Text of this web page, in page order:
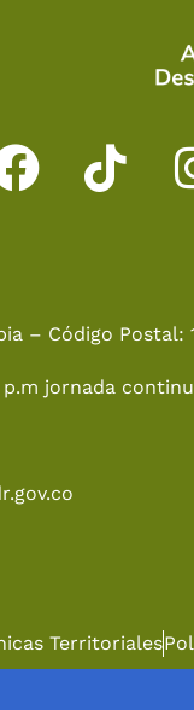
F
b
o
k
T
o
k
– Código Postal:
p.m jornada
Territoriales